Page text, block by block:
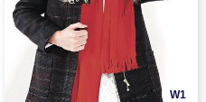
W1